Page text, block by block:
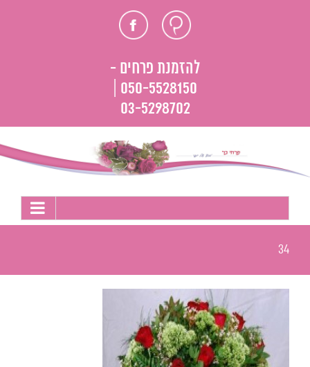
חוות פייסבוק
להזמנת פרחים -
050-5528150 |
03-5298702
34